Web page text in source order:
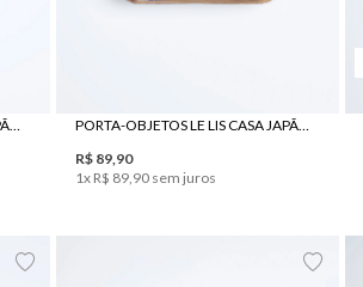
PORTA-OBJETOS LE LIS CASA JAPÃO II
PORTA-OBJETOS LE LIS CASA JAPÃO I
R$ 89 90
1x R$ 89 90 sem juros